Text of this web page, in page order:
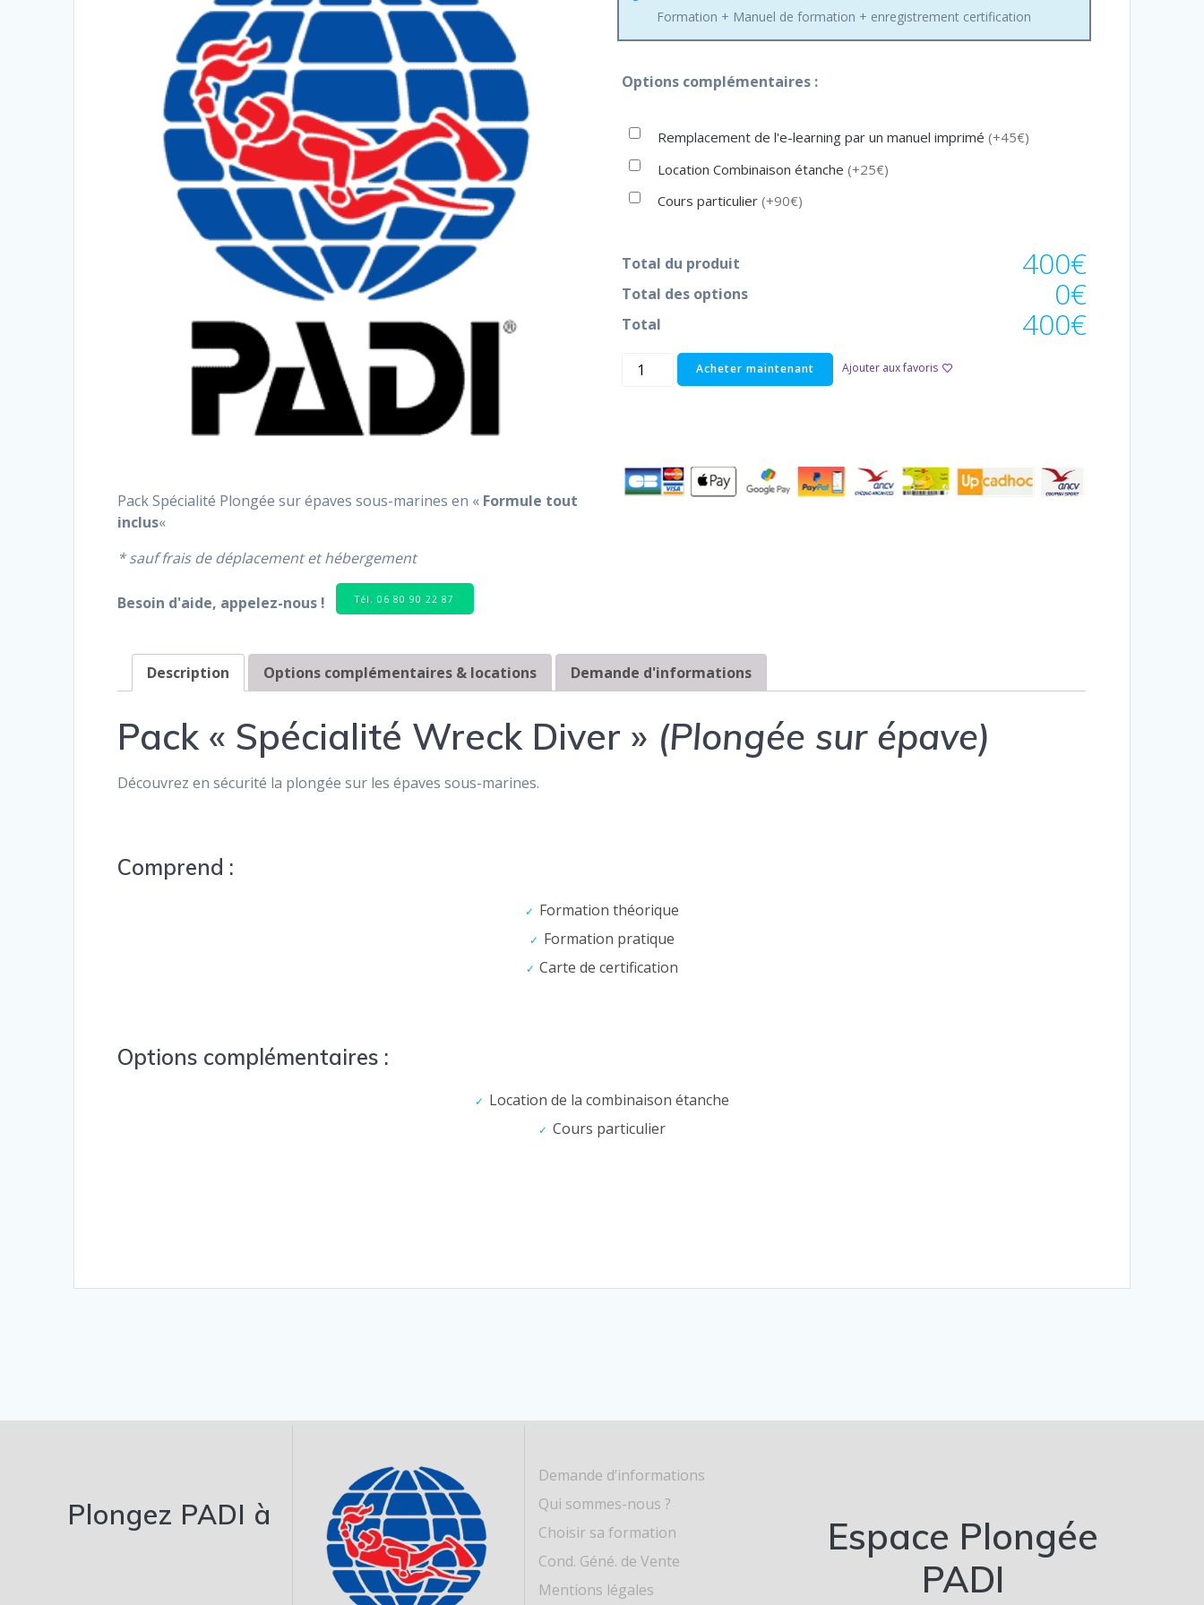
Pack Spécialité Plongée sur épaves sous-marines en « Formule tout
inclus«
* sauf frais de déplacement et hébergement
Besoin d'aide, appelez-nous ! Tél. 06 80 90 22 87
Formation + Manuel de formation + enregistrement certification
Options complémentaires :
Remplacement de l'e-learning par un manuel imprimé (+45€)
Location Combinaison étanche (+25€)
Cours particulier (+90€)
Total du produit 400€
Total des options 0€
Total 400€
Acheter maintenant Ajouter aux favoris
Description Options complémentaires & locations Demande d'informations
Pack « Spécialité Wreck Diver » (Plongée sur épave)
Découvrez en sécurité la plongée sur les épaves sous-marines.
Comprend :
Formation théorique
Formation pratique
Carte de certification
Options complémentaires :
Location de la combinaison étanche
Cours particulier
Plongez PADI à
Demande d’informations
Qui sommes-nous ?
Choisir sa formation
Cond. Géné. de Vente
Mentions légales
Espace Plongée
PADI